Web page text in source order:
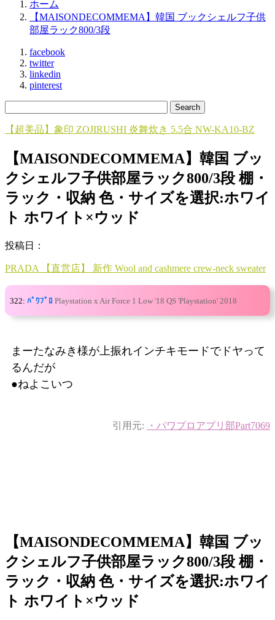
ホーム
【MAISONDECOMMEMA】韓国 ブックシェルフ子供
部屋ラック800/3段
facebook
twitter
linkedin
pinterest
【超美品】象印 ZOJIRUSHI 炎舞炊き 5.5合 NW-KA10-BZ
【MAISONDECOMMEMA】韓国 ブッ
クシェルフ子供部屋ラック800/3段 棚・
ラック・収納 色・サイズを選択:ホワイ
ト ホワイト×ウッド
投稿日：
PRADA 【直営店】 新作 Wool and cashmere crew-neck sweater
322: ﾊﾟﾜﾌﾟﾛ Playstation x Air Force 1 Low '18 QS 'Playstation' 2018
まーたなみき様が上振れインチキモードでドヤって
るんだが
●ねよこいつ
引用元: ・パワプロアプリ部Part7069
【MAISONDECOMMEMA】韓国 ブッ
クシェルフ子供部屋ラック800/3段 棚・
ラック・収納 色・サイズを選択:ホワイ
ト ホワイト×ウッド